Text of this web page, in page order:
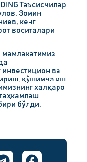
Таъсисчилар
Зомин
кенг
воситалари
ва
қўшимча иш
халқаро
бўлди.